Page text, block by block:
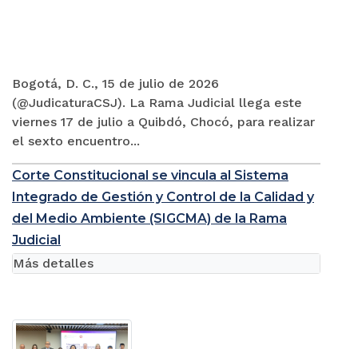
Bogotá, D. C., 15 de julio de 2026
(@JudicaturaCSJ). La Rama Judicial llega este
viernes 17 de julio a Quibdó, Chocó, para realizar
el sexto encuentro...
Corte Constitucional se vincula al Sistema
Integrado de Gestión y Control de la Calidad y
del Medio Ambiente (SIGCMA) de la Rama
Judicial
Más detalles